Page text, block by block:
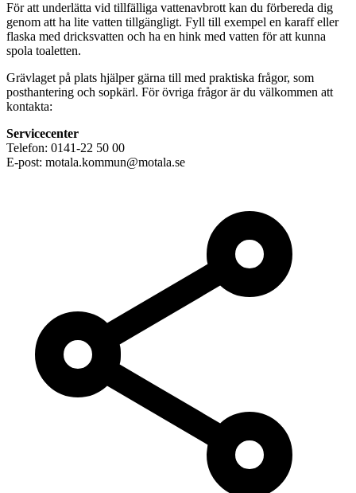
För att underlätta vid tillfälliga vattenavbrott kan du förbereda dig
genom att ha lite vatten tillgängligt. Fyll till exempel en karaff eller
flaska med dricksvatten och ha en hink med vatten för att kunna
spola toaletten.
Grävlaget på plats hjälper gärna till med praktiska frågor, som
posthantering och sopkärl. För övriga frågor är du välkommen att
kontakta:
Servicecenter
Telefon: 0141-22 50 00
E-post: motala.kommun@motala.se